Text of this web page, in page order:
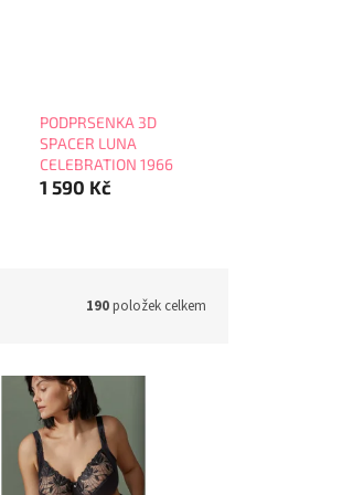
PODPRSENKA 3D
SPACER LUNA
CELEBRATION 1966
1 590 Kč
190položek celkem